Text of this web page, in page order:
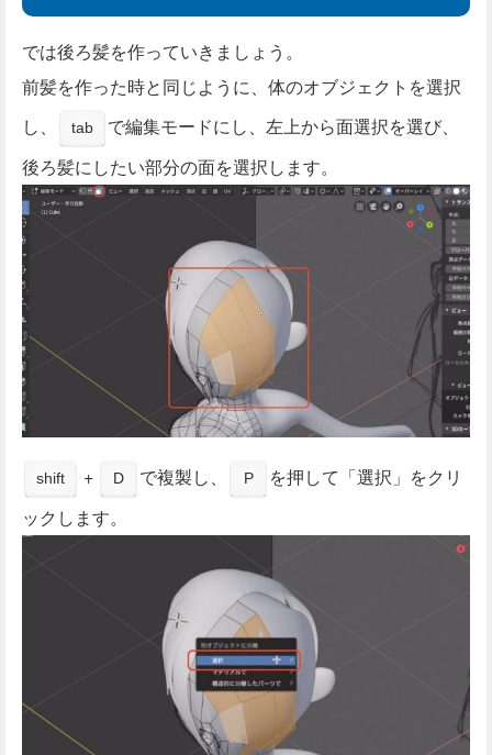
では後ろ髪を作っていきましょう。
前髪を作った時と同じように、体のオブジェクトを選択
し、
tab
で編集モードにし、左上から面選択を選び、
後ろ髪にしたい部分の面を選択します。
shift + D で複製し、 P
を押して「選択」をクリ
ックします。